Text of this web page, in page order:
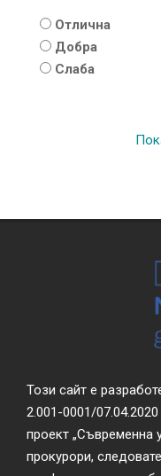
Отлична
Добра
Слаба
Този сайт е
2.001-0001/
проект „Съвременна
прокурори,